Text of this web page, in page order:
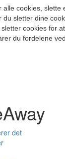
cookies,
sletter dine
cookies for
du fordelene
det